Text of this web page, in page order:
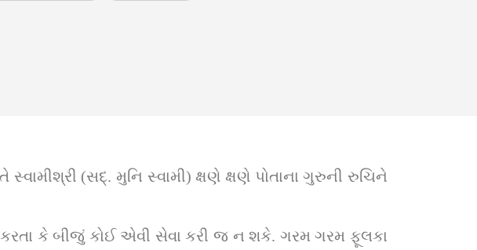
પોતાના ગુરુની રુચિને
કરતા કે બીજું કોઈ એવી સેવા કરી જ ન શકે. ગરમ ગરમ ફૂલકા